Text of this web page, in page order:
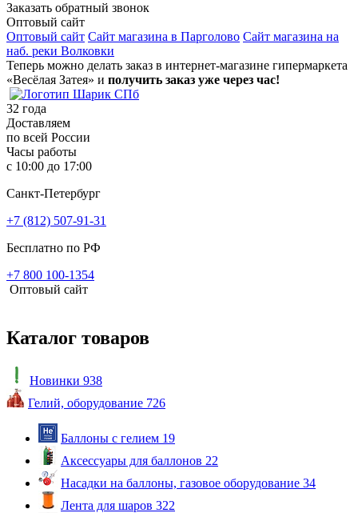
Заказать обратный звонок
Оптовый сайт
Оптовый сайт Сайт магазина в Парголово Сайт магазина на
наб. реки Волковки
Теперь можно делать заказ в интернет-магазине гипермаркета
«Весёлая Затея» и получить заказ уже через час!
32 года
Доставляем
по всей России
Часы работы
с 10:00 до 17:00
Санкт-Петербург
+7 (812) 507-91-31
Бесплатно по РФ
+7 800 100-1354
Оптовый сайт
Каталог товаров
Новинки 938
Гелий, оборудование 726
Баллоны с гелием 19
Аксессуары для баллонов 22
Насадки на баллоны, газовое оборудование 34
Лента для шаров 322